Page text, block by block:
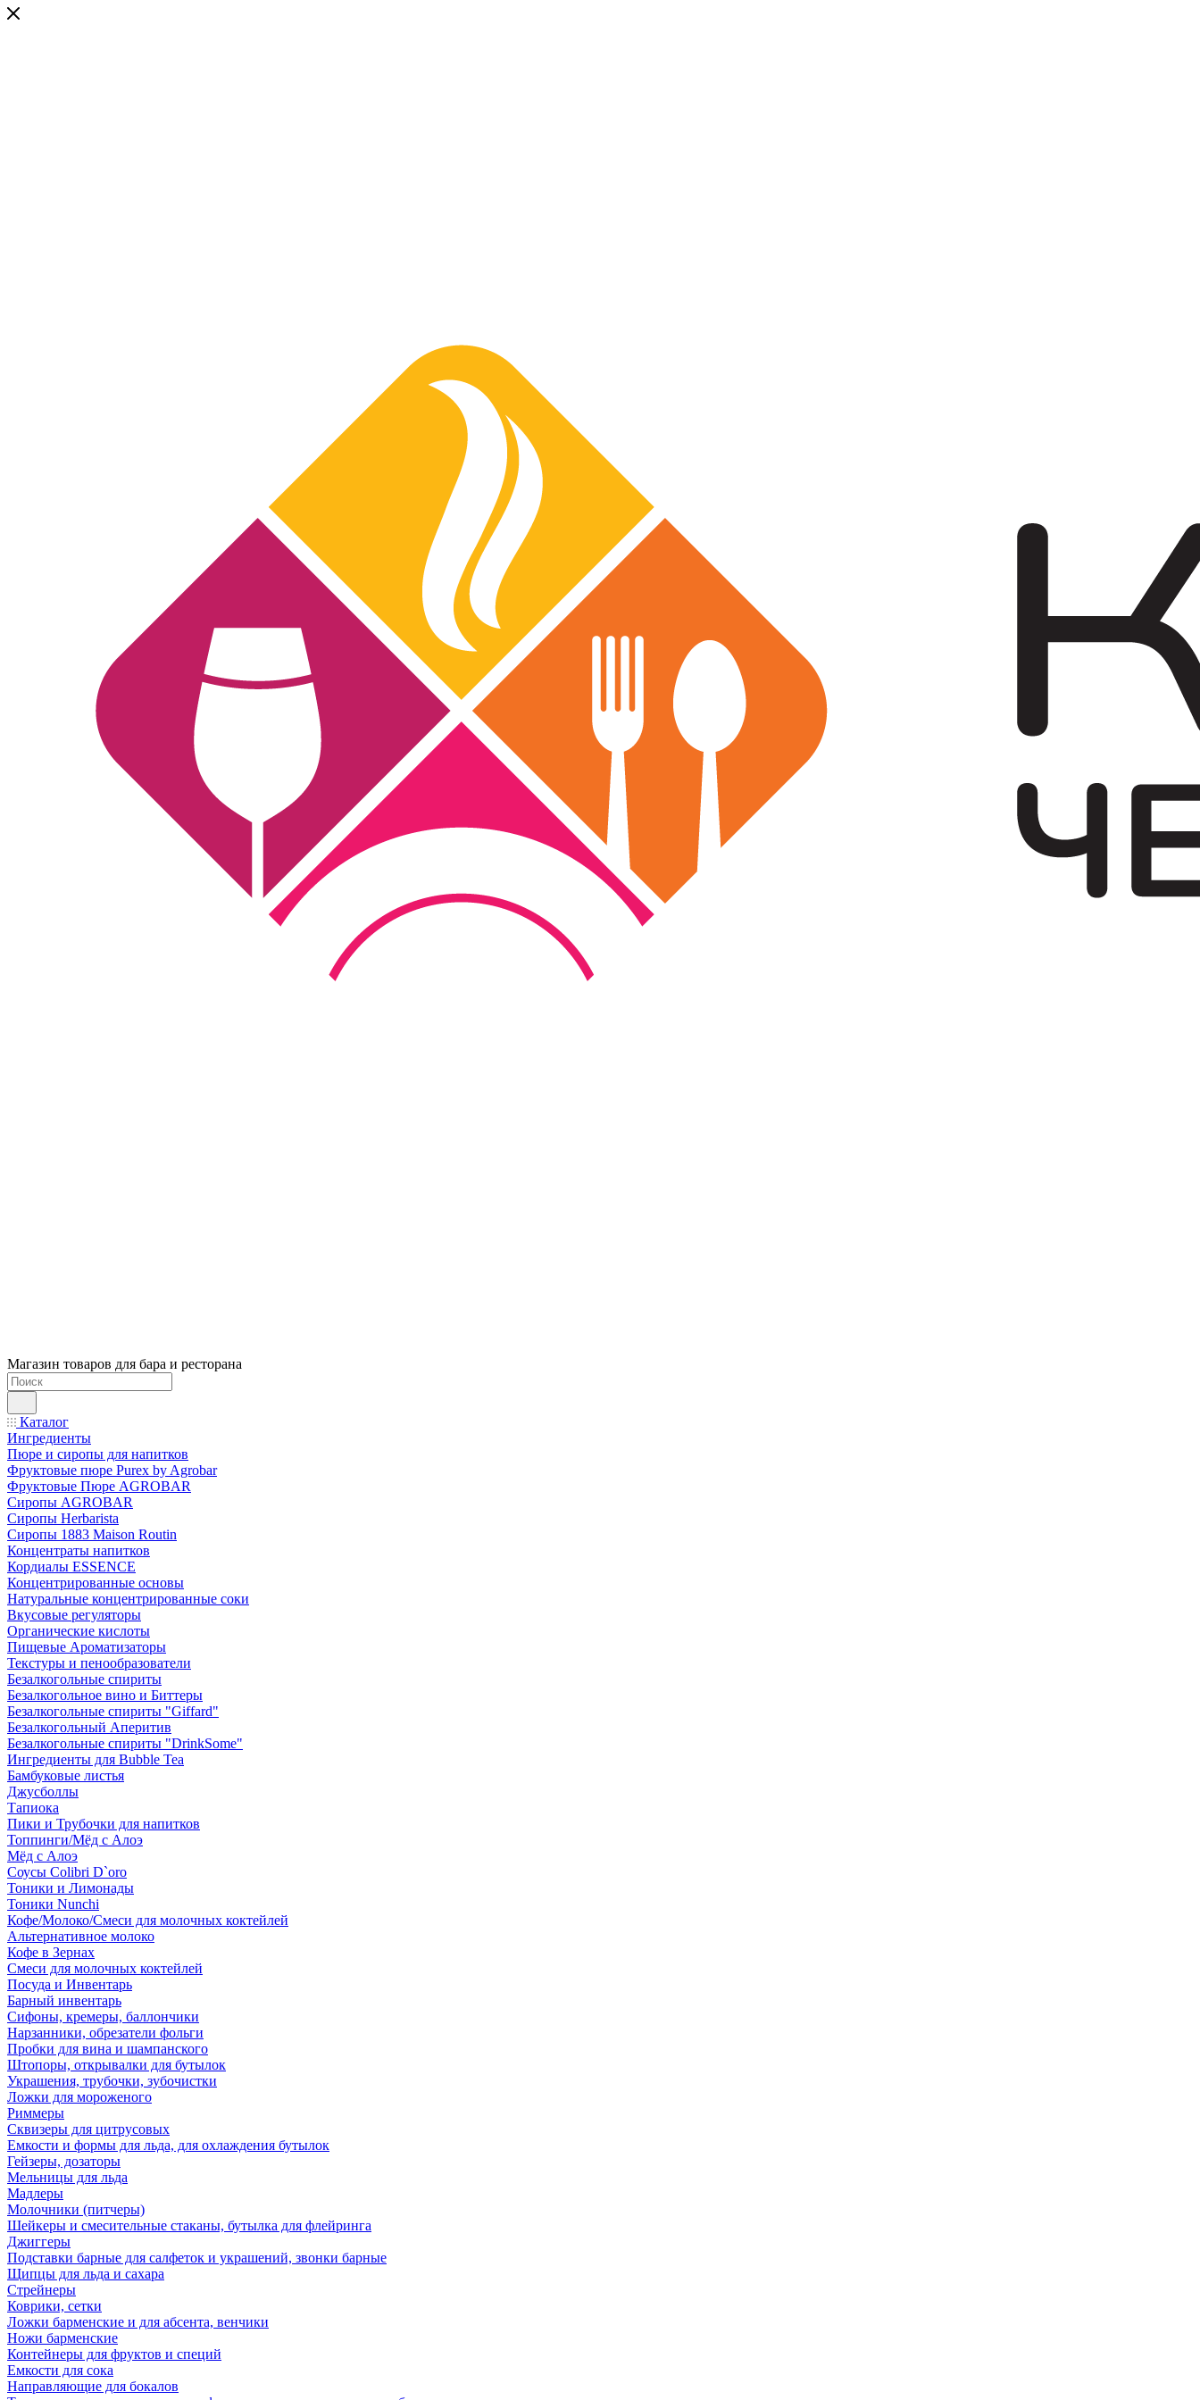
Магазин товаров для бара и ресторана
Каталог
Ингредиенты
Пюре и сиропы для напитков
Фруктовые пюре Purex by Agrobar
Фруктовые Пюре AGROBAR
Сиропы AGROBAR
Сиропы Herbarista
Сиропы 1883 Maison Routin
Концентраты напитков
Кордиалы ESSENCE
Концентрированные основы
Натуральные концентрированные соки
Вкусовые регуляторы
Органические кислоты
Пищевые Ароматизаторы
Текстуры и пенообразователи
Безалкогольные спириты
Безалкогольное вино и Биттеры
Безалкогольные спириты "Giffard"
Безалкогольный Аперитив
Безалкогольные спириты "DrinkSome"
Ингредиенты для Bubble Tea
Бамбуковые листья
Джусболлы
Тапиока
Пики и Трубочки для напитков
Топпинги/Мёд с Алоэ
Мёд с Алоэ
Соусы Colibri D`oro
Тоники и Лимонады
Тоники Nunchi
Кофе/Молоко/Смеси для молочных коктейлей
Альтернативное молоко
Кофе в Зернах
Смеси для молочных коктейлей
Посуда и Инвентарь
Барный инвентарь
Сифоны, кремеры, баллончики
Нарзанники, обрезатели фольги
Пробки для вина и шампанского
Штопоры, открывалки для бутылок
Украшения, трубочки, зубочистки
Ложки для мороженого
Риммеры
Сквизеры для цитрусовых
Емкости и формы для льда, для охлаждения бутылок
Гейзеры, дозаторы
Мельницы для льда
Мадлеры
Молочники (питчеры)
Шейкеры и смесительные стаканы, бутылка для флейринга
Джиггеры
Подставки барные для салфеток и украшений, звонки барные
Щипцы для льда и сахара
Стрейнеры
Коврики, сетки
Ложки барменские и для абсента, венчики
Ножи барменские
Контейнеры для фруктов и специй
Емкости для сока
Направляющие для бокалов